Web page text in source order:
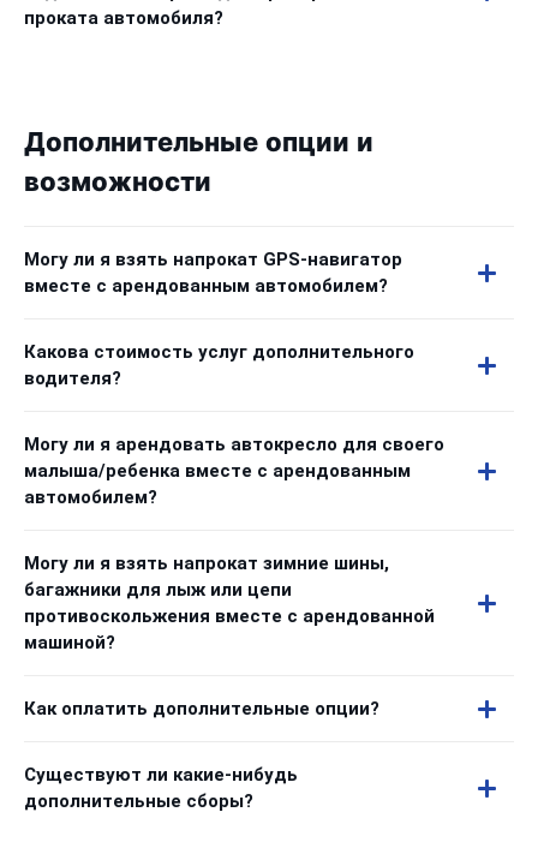
проката автомобиля?
Дополнительные опции и
возможности
Могу ли я взять напрокат GPS-навигатор
вместе с арендованным автомобилем?
Какова стоимость услуг дополнительного
водителя?
Могу ли я арендовать автокресло для своего
малыша/ребенка вместе с арендованным
автомобилем?
Могу ли я взять напрокат зимние шины,
багажники для лыж или цепи
противоскольжения вместе с арендованной
машиной?
Как оплатить дополнительные опции?
Существуют ли какие-нибудь
дополнительные сборы?